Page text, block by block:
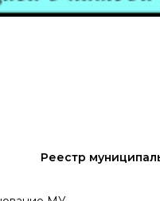
Реестр